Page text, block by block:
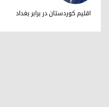
دکتر ابراهیم خالد
اقلیم کوردستان در برابر بغداد